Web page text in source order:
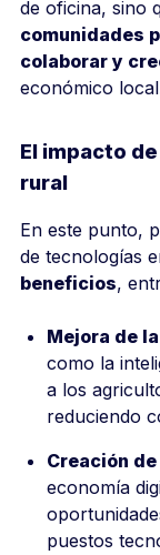
de oficina, sino
comunidades
colaborar y
económico
El impacto
rural
En este punto,
de tecnologías
beneficios,
Mejora de
como la
a los
reduciendo
Creación
economía
puestos